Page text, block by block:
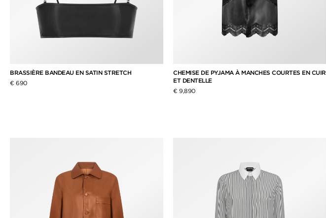
BRASSIÈRE BANDEAU EN SATIN STRETCH
€ 690
CHEMISE DE PYJAMA À MANCHES COURTES EN CUIR
ET DENTELLE
€ 9,890